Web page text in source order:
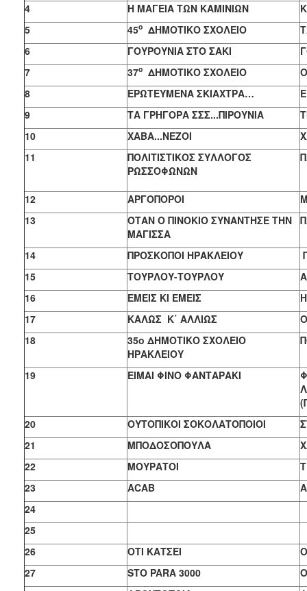
4
Η ΜΑΓΕΙΑ ΤΩΝ ΚΑΜΙΝΙΩΝ
5
45ο ΔΗΜΟΤΙΚΟ ΣΧΟΛΕΙΟ
6
ΓΟΥΡΟΥΝΙΑ ΣΤΟ ΣΑΚΙ
7
37ο ΔΗΜΟΤΙΚΟ ΣΧΟΛΕΙΟ
8
ΕΡΩΤΕΥΜΕΝΑ ΣΚΙΑΧΤΡΑ…
9
ΤΑ ΓΡΗΓΟΡΑ ΣΣΣ...ΠΙΡΟΥΝΙΑ
10
ΧΑΒΑ...ΝΕΖΟΙ
11
ΠΟΛΙΤΙΣΤΙΚΟΣ ΣΥΛΛΟΓΟΣ
ΡΩΣΣΟΦΩΝΩΝ
12 ΑΡΓΟΠΟΡΟΙ
13
ΌΤΑΝ Ο ΠΙΝΟΚΙΟ ΣΥΝΑΝΤΗΣΕ ΤΗΝ
ΜΑΓΙΣΣΑ
14 ΠΡΟΣΚΟΠΟΙ ΗΡΑΚΛΕΙΟΥ
15
ΤΟΥΡΛΟΥ-ΤΟΥΡΛΟΥ
16
ΕΜΕΙΣ ΚΙ ΕΜΕΙΣ
17
ΚΑΛΩΣ Κ΄ ΑΛΛΙΩΣ
18
35o ΔΗΜΟΤΙΚΟ ΣΧΟΛΕΙΟ
ΗΡΑΚΛΕΙΟΥ
19 ΕΙΜΑΙ ΦΙΝΟ ΦΑΝΤΑΡΑΚΙ
20
ΟΥΤΟΠΙΚΟΙ ΣΟΚΟΛΑΤΟΠΟΙΟΙ
21
ΜΠΟΔΟΣΟΠΟΥΛΑ
22
ΜΟΥΡΑΤΟΙ
23
ACAB
24
25
26
ΟΤΙ ΚΑΤΣΕΙ
27
STO PARA 3000